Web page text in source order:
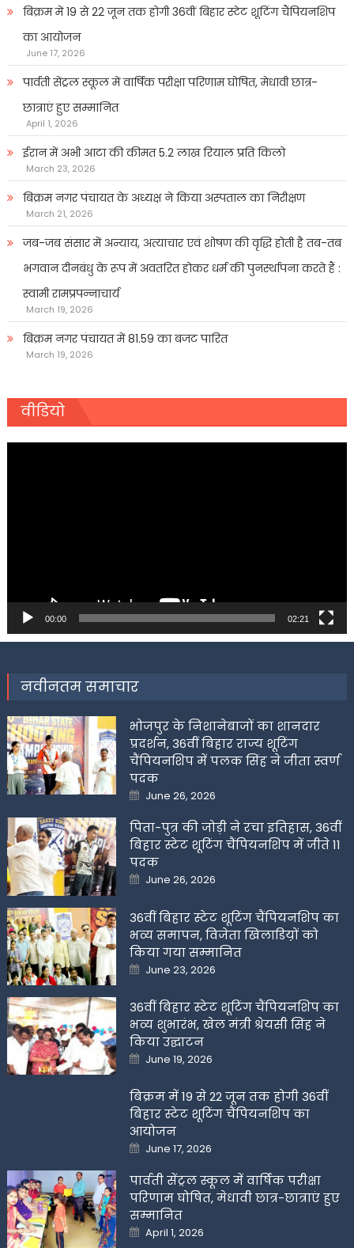
बिक्रम में 19 से 22 जून तक होगी 36वीं बिहार स्टेट शूटिंग चैंपियनशिप
का आयोजन
June 17, 2026
पार्वती सेंट्रल स्कूल में वार्षिक परीक्षा परिणाम घोषित, मेधावी छात्र-
छात्राएं हुए सम्मानित
April 1, 2026
ईरान में अभी आटा की कीमत 5.2 लाख रियाल प्रति किलो
March 23, 2026
बिक्रम नगर पंचायत के अध्यक्ष ने किया अस्पताल का निरीक्षण
March 21, 2026
जब-जब संसार में अन्याय, अत्याचार एवं शोषण की वृद्धि होती है तब-तब
भगवान दीनबंधु के रूप में अवतरित होकर धर्म की पुनर्स्थापना करते हैं :
स्वामी रामप्रपन्नाचार्य
March 19, 2026
बिक्रम नगर पंचायत में 81.59 का बजट पारित
March 19, 2026
वीडियो
00:00 02:21
नवीनतम समाचार
भोजपुर के निशानेबाजों का शानदार
प्रदर्शन, 36वीं बिहार राज्य शूटिंग
चैंपियनशिप में पलक सिंह ने जीता स्वर्ण
पदक
Posted
on
June 26, 2026
पिता-पुत्र की जोड़ी ने रचा इतिहास, 36वीं
बिहार स्टेट शूटिंग चैंपियनशिप में जीते 11
पदक
Posted
on
June 26, 2026
36वीं बिहार स्टेट शूटिंग चैंपियनशिप का
भव्य समापन, विजेता खिलाडिय़ों को
किया गया सम्मानित
Posted
on
June 23, 2026
36वीं बिहार स्टेट शूटिंग चैंपियनशिप का
भव्य शुभारंभ, खेल मंत्री श्रेयसी सिंह ने
किया उद्घाटन
Posted
on
June 19, 2026
बिक्रम में 19 से 22 जून तक होगी 36वीं
बिहार स्टेट शूटिंग चैंपियनशिप का
आयोजन
Posted
on
June 17, 2026
पार्वती सेंट्रल स्कूल में वार्षिक परीक्षा
परिणाम घोषित, मेधावी छात्र-छात्राएं हुए
सम्मानित
Posted
on
April 1, 2026